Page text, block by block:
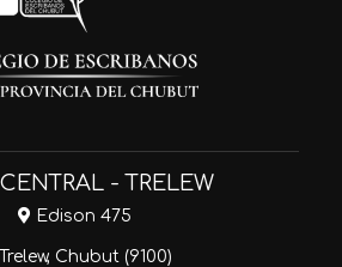
- TRELEW
Edison 475
Chubut (9100)